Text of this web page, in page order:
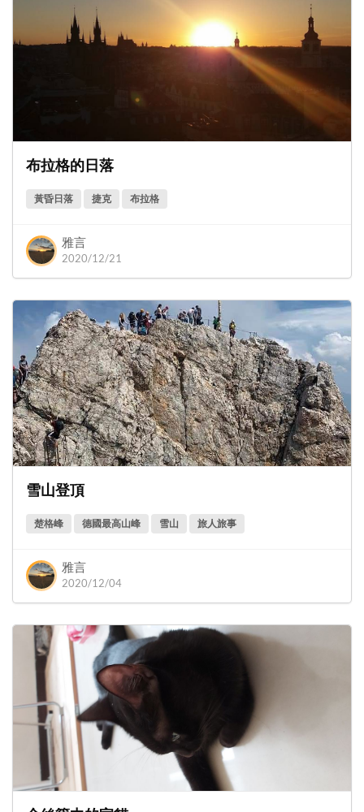
布拉格的日落
黃昏日落 捷克 布拉格
雅言
2020/12/21
雪山登頂
楚格峰 德國最高山峰 雪山 旅人旅事
雅言
2020/12/04